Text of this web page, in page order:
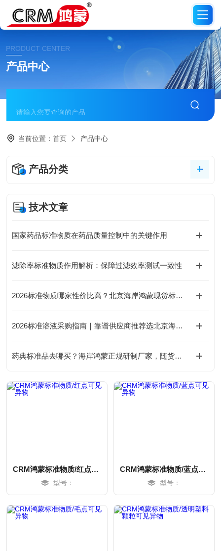
PRODUCT CENTER
产品中心
当前位置：首页 产品中心
产品分类
技术文章
国家药品标准物质在药品质量控制中的关键作用
滤除率标准物质作用解析：保障过滤效率测试一致性
2026标准物质哪家性价比高？北京海岸鸿蒙现货标物价格合理有优惠
2026标准溶液采购指南｜靠谱供应商推荐选北京海岸鸿蒙，可定制混
药典标准品去哪买？海岸鸿蒙正规研制厂家，随货出具批次稳定性完整数据，药典专用标物现货报价
CRM鸿蒙标准物质/红点可见异物
型号：
CRM鸿蒙标准物质/蓝点可见异物
型号：